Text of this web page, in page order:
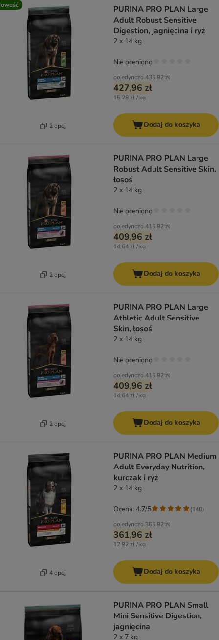
2 opcji
PURINA PRO PLAN Large
Adult Robust Sensitive
Digestion, jagnięcina i ryż
2 x 14 kg
pojedynczo 435,92 zł
427,96 zł
15,28 zł / kg
Nie oceniono
Dodaj do koszyka
2 opcji
PURINA PRO PLAN Large
Robust Adult Sensitive Skin,
łosoś
2 x 14 kg
pojedynczo 415,92 zł
409,96 zł
14,64 zł / kg
Nie oceniono
Dodaj do koszyka
2 opcji
PURINA PRO PLAN Large
Athletic Adult Sensitive
Skin, łosoś
2 x 14 kg
pojedynczo 415,92 zł
409,96 zł
14,64 zł / kg
Nie oceniono
Dodaj do koszyka
4 opcji
PURINA PRO PLAN Medium
Adult Everyday Nutrition,
kurczak i ryż
2 x 14 kg
pojedynczo 365,92 zł
361,96 zł
12,92 zł / kg
Ocena: 4.7/5 (140)
Dodaj do koszyka
PURINA PRO PLAN Small
Mini Sensitive Digestion,
jagnięcina
2 x 7 kg